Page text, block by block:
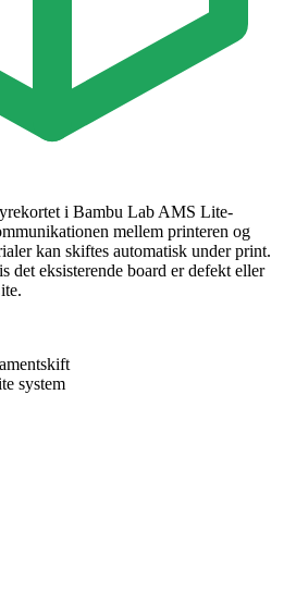
i Bambu Lab AMS Lite-
mellem printeren og
kan skiftes automatisk under print.
det eksisterende board er defekt eller
system